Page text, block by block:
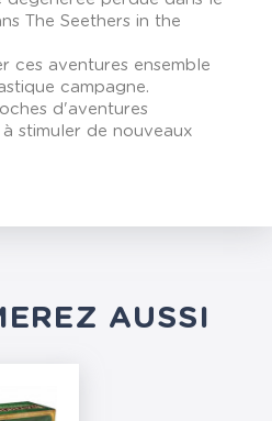
The Seethers in the
ces aventures ensemble
campagne.
d'aventures
stimuler de nouveaux
AUSSI